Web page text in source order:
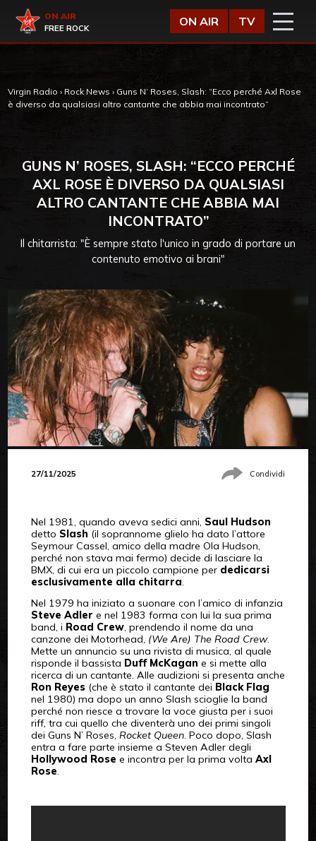
Virgin Radio
ON AIR
FREE ROCK
ON AIR TV
Virgin Radio › Rock News › Guns N’ Roses, Slash: “Ecco perché Axl Rose
è diverso da qualsiasi altro cantante che abbia mai incontrato”
GUNS N’ ROSES, SLASH: “ECCO PERCHÉ
AXL ROSE È DIVERSO DA QUALSIASI
ALTRO CANTANTE CHE ABBIA MAI
INCONTRATO”
Il chitarrista: "È sempre stato l'unico in grado di portare un
contenuto emotivo ai brani"
27/11/2025 Condividi
Nel 1981, quando aveva sedici anni, Saul Hudson
detto Slash (il soprannome glielo ha dato l’attore
Seymour Cassel, amico della madre Ola Hudson,
perché non stava mai fermo) decide di lasciare la
BMX, di cui era un piccolo campione per dedicarsi
esclusivamente alla chitarra.
Nel 1979 ha iniziato a suonare con l’amico di infanzia
Steve Adler e nel 1983 forma con lui la sua prima
band, i Road Crew, prendendo il nome da una
canzone dei Motorhead, (We Are) The Road Crew.
Mette un annuncio su una rivista di musica, al quale
risponde il bassista Duff McKagan e si mette alla
ricerca di un cantante. Alle audizioni si presenta anche
Ron Reyes(che è stato il cantante dei Black Flag
nel 1980) ma dopo un anno Slash scioglie la band
perché non riesce a trovare la voce giusta per i suoi
riff, tra cui quello che diventerà uno dei primi singoli
dei Guns N’ Roses, Rocket Queen. Poco dopo, Slash
entra a fare parte insieme a Steven Adler degli
Hollywood Rose e incontra per la prima volta Axl
Rose.